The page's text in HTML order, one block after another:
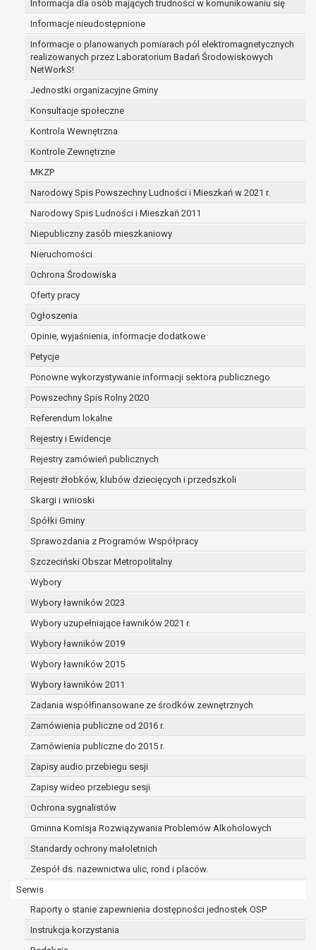
Informacja dla osób mających trudności w komunikowaniu się
Informacje nieudostępnione
Informacje o planowanych pomiarach pól elektromagnetycznych
realizowanych przez Laboratorium Badań Środowiskowych
NetWorkS!
Jednostki organizacyjne Gminy
Konsultacje społeczne
Kontrola Wewnętrzna
Kontrole Zewnętrzne
MKZP
Narodowy Spis Powszechny Ludności i Mieszkań w 2021 r.
Narodowy Spis Ludności i Mieszkań 2011
Niepubliczny zasób mieszkaniowy
Nieruchomości
Ochrona Środowiska
Oferty pracy
Ogłoszenia
Opinie, wyjaśnienia, informacje dodatkowe
Petycje
Ponowne wykorzystywanie informacji sektora publicznego
Powszechny Spis Rolny 2020
Referendum lokalne
Rejestry i Ewidencje
Rejestry zamówień publicznych
Rejestr żłobków, klubów dziecięcych i przedszkoli
Skargi i wnioski
Spółki Gminy
Sprawozdania z Programów Współpracy
Szczeciński Obszar Metropolitalny
Wybory
Wybory ławników 2023
Wybory uzupełniające ławników 2021 r.
Wybory ławników 2019
Wybory ławników 2015
Wybory ławników 2011
Zadania współfinansowane ze środków zewnętrznych
Zamówienia publiczne od 2016 r.
Zamówienia publiczne do 2015 r.
Zapisy audio przebiegu sesji
Zapisy wideo przebiegu sesji
Ochrona sygnalistów
Gminna Komisja Rozwiązywania Problemów Alkoholowych
Standardy ochrony małoletnich
Zespół ds. nazewnictwa ulic, rond i placów.
Serwis
Raporty o stanie zapewnienia dostępności jednostek OSP
Instrukcja korzystania
zabezpieczenia ewentualnych roszczeń, a w
przypadku wyrażenia zgody na przetwarzanie
danych po zakończeniu i rozliczeniu umowy, do
czasu wycofania tej zgody.
Ponadto w przypadku umów o dofinansowanie
dane osobowe od momentu pozyskania
przechowywane są przez okres wynikający z
umowy o dofinansowanie zawartej między
beneficjentem a określoną instytucją, trwałości
danego projektu i konieczności zachowania
dokumentacji projektu do celów kontrolnych.
W związku z przetwarzaniem przez
administratora danych osobowych przysługuje
Pani/Panu:
prawo dostępu do treści danych oraz
otrzymywania ich kopii na podstawie art. 15
RODO;
prawo do żądania sprostowania danych na
w przypadku gdy:
dane są nieprawidłowe lub
niekompletne;
osobowych (tzw. prawo do bycia
zapomnianym) na podstawie art. 17 RODO,
w przypadku gdy:
dane nie są już niezbędne do celów,
sposób przetwarzane,
osoba, której dane dotyczą, wniosła
sprzeciw wobec przetwarzania
osoba, której dane dotyczą wycofała
osobowych, która jest podstawą
przetwarzania danych i nie ma innej
podstawy prawnej przetwarzania
dane osobowe przetwarzane są
niezgodnie z prawem,
dane osobowe muszą być usunięte w
celu wywiązania się z obowiązku
wynikającego z przepisów prawa;
prawo do żądania ograniczenia
przetwarzania danych osobowych na
podstawie art. 18 RODO, w przypadku gdy:
osoba, której dane dotyczą
kwestionuje prawidłowość danych
osobowych – na okres pozwalający
administratorowi sprawdzić
prawidłowość tych danych,
przetwarzanie danych jest niezgodne
z prawem, a osoba, której dane
dotyczą, sprzeciwia się usunięciu
danych, żądając w zamian ich
ograniczenia,
której dane dotyczą, potrzebuje ich do
ustalenia, obrony lub dochodzenia